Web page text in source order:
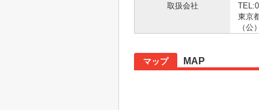
取扱会社
東京
（
マップ MAP